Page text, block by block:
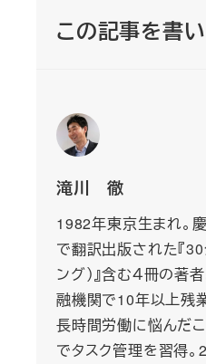
この記事を書
滝川 徹
1982年東京生まれ。
で翻訳出版された『
ング）』含む４冊の著
融機関で10年以上残
長時間労働に悩んだ
でタスク管理を習得